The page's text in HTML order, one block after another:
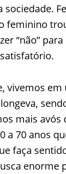
sociedade.
feminino
“não”
vivemos em
mais avós
a 70 anos
faça
enorme